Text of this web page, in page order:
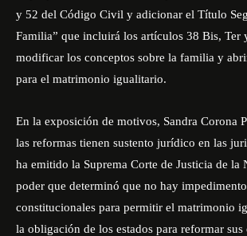
y 52 del Código Civil y adicionar el Título
Familia” que incluirá los artículos 38 Bis, Ter
modificar los conceptos sobre la familia y
para el matrimonio igualitario.
En la exposición de motivos, Sandra Corona
las reformas tienen sustento jurídico en las
ha emitido la Suprema Corte de Justicia de la
poder que determinó que no hay
constitucionales para permitir el matrimonio
la obligación de los estados para reformar